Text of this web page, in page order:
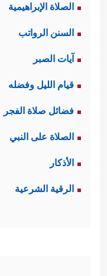
الصلاة الإبراهيمية
السنن الرواتب
آيات الصبر
قيام الليل وفضله
فضائل صلاة الفجر
الصلاة على النبي
الأذكار
الرقية الشرعية